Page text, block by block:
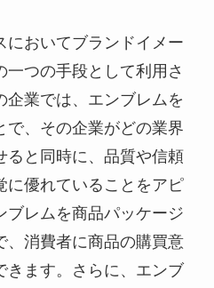
においてブランドイメー
一つの手段として利用さ
企業では、エンブレムを
で、その企業がどの業界
ると同時に、品質や信頼
に優れていることをアピ
ブレムを商品パッケージ
、消費者に商品の購買意
きます。さらに、エンブ